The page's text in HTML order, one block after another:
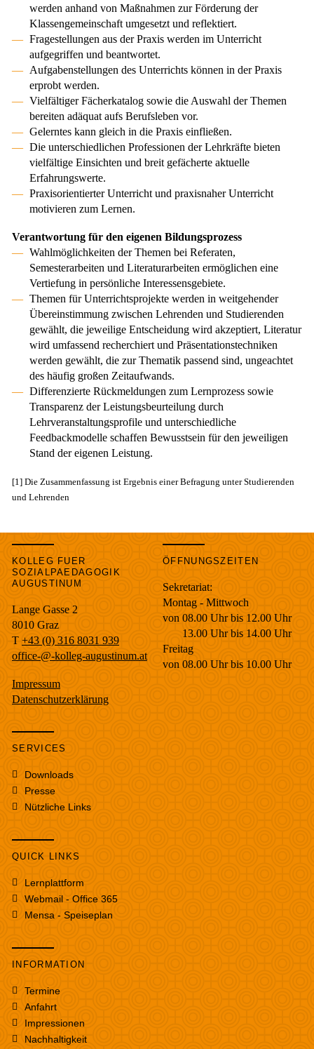
werden anhand von Maßnahmen zur Förderung der
Klassengemeinschaft umgesetzt und reflektiert.
Fragestellungen aus der Praxis werden im Unterricht
aufgegriffen und beantwortet.
Aufgabenstellungen des Unterrichts können in der Praxis
erprobt werden.
Vielfältiger Fächerkatalog sowie die Auswahl der Themen
bereiten adäquat aufs Berufsleben vor.
Gelerntes kann gleich in die Praxis einfließen.
Die unterschiedlichen Professionen der Lehrkräfte bieten
vielfältige Einsichten und breit gefächerte aktuelle
Erfahrungswerte.
Praxisorientierter Unterricht und praxisnaher Unterricht
motivieren zum Lernen.
Verantwortung für den eigenen Bildungsprozess
Wahlmöglichkeiten der Themen bei Referaten,
Semesterarbeiten und Literaturarbeiten ermöglichen eine
Vertiefung in persönliche Interessensgebiete.
Themen für Unterrichtsprojekte werden in weitgehender
Übereinstimmung zwischen Lehrenden und Studierenden
gewählt, die jeweilige Entscheidung wird akzeptiert, Literatur
wird umfassend recherchiert und Präsentationstechniken
werden gewählt, die zur Thematik passend sind, ungeachtet
des häufig großen Zeitaufwands.
Differenzierte Rückmeldungen zum Lernprozess sowie
Transparenz der Leistungsbeurteilung durch
Lehrveranstaltungsprofile und unterschiedliche
Feedbackmodelle schaffen Bewusstsein für den jeweiligen
Stand der eigenen Leistung.
[1] Die Zusammenfassung ist Ergebnis einer Befragung unter Studierenden
und Lehrenden
KOLLEG FUER
SOZIALPAEDAGOGIK
AUGUSTINUM
Lange Gasse 2
8010 Graz
T +43 (0) 316 8031 939
office-@-kolleg-augustinum.at
Impressum
Datenschutzerklärung
ÖFFNUNGSZEITEN
Sekretariat:
Montag - Mittwoch
von 08.00 Uhr bis 12.00 Uhr
13.00 Uhr bis 14.00 Uhr
Freitag
von 08.00 Uhr bis 10.00 Uhr
SERVICES
Downloads
Presse
Nützliche Links
QUICK LINKS
Lernplattform
Webmail - Office 365
Mensa - Speiseplan
INFORMATION
Termine
Anfahrt
Impressionen
Nachhaltigkeit